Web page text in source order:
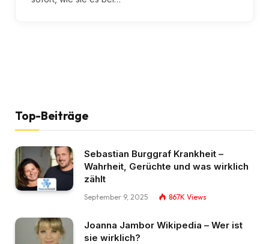
Top-Beiträge
Sebastian Burggraf Krankheit –
Wahrheit, Gerüchte und was wirklich
zählt
September 9, 2025 867K Views
Joanna Jambor Wikipedia – Wer ist
sie wirklich?